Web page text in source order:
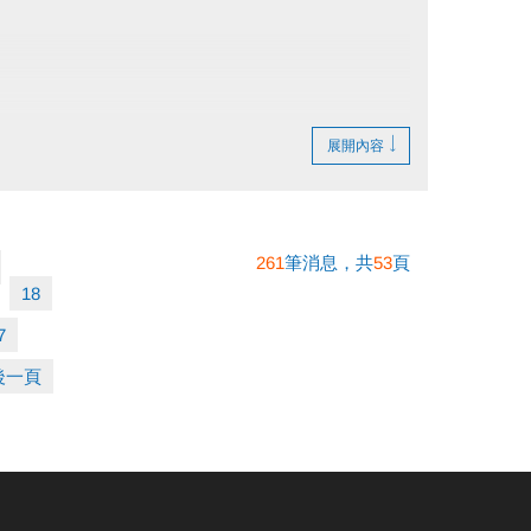
測，畫押後須立即進行檢測，無法保留、取消或退費。
小時，且須整點時段，畫押登記後，無法更改時段、取消或退
展開內容
18
一頁
261筆消息，共53頁